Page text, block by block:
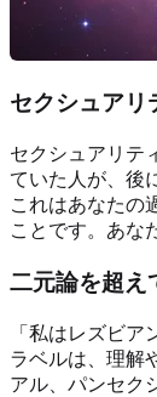
セクシュアリ
セクシュアリテ
ていた人が、後
これはあなたの
ことです。あな
二元論を超え
「私はレズビ
ラベルは、理解
アル、パンセク